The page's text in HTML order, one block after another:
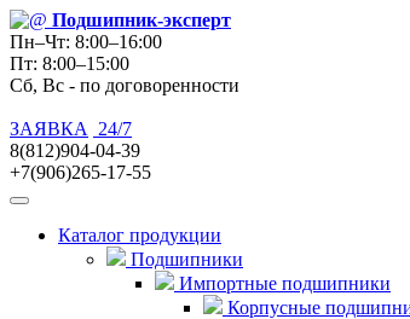
Подшипник-эксперт
Пн–Чт: 8:00–16:00
Пт: 8:00–15:00
Сб, Вс - по договоренности
ЗАЯВКА
24/7
8(812)904-04-39
+7(906)265-17-55
Каталог продукции
Подшипники
Импортные подшипники
Корпусные